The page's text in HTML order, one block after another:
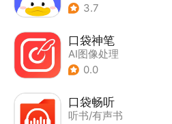
3.7
口袋神笔
AI图像处理
0.0
口袋畅听
听书/有声书